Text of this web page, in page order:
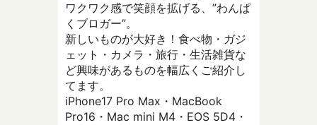
ワクワク感で笑顔を拡げる、”わんぱ
くブロガー”。
新しいものが大好き！食べ物・ガジ
ェット・カメラ・旅行・生活雑貨な
ど興味があるものを幅広くご紹介し
てます。
iPhone17 Pro Max・MacBook
Pro16・Mac mini M4・EOS 5D4・